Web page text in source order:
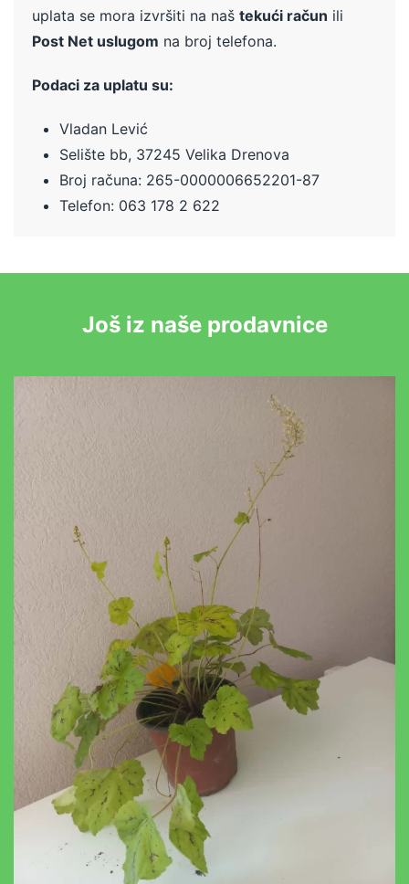
uplata se mora izvršiti na naš tekući račun ili
Post Net uslugom na broj telefona.
Podaci za uplatu su:
Vladan Lević
Selište bb, 37245 Velika Drenova
Broj računa: 265-0000006652201-87
Telefon: 063 178 2 622
Još iz naše prodavnice